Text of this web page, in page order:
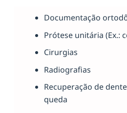
Documentação
Prótese unitária (Ex.:
Cirurgias
Radiografias
Recuperação de
queda